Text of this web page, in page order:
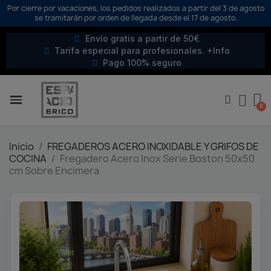
Por cierre por vacaciones, los pedidos realizados a partir del 3 de agosto
se tramitarán por orden de llegada desde el 17 de agosto.
Envío gratis a partir de 50€
Tarifa especial para profesionales. +Info
Pago 100% seguro
Inicio
FREGADEROS ACERO INOXIDABLE Y GRIFOS DE
COCINA
Fregadero Acero Inox Serie Boston 50x50
cm Sobre Encimera